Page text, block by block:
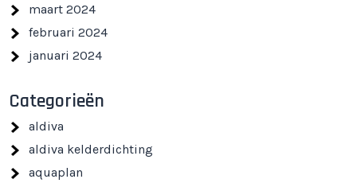
maart 2024
februari 2024
januari 2024
Categorieën
aldiva
aldiva kelderdichting
aquaplan